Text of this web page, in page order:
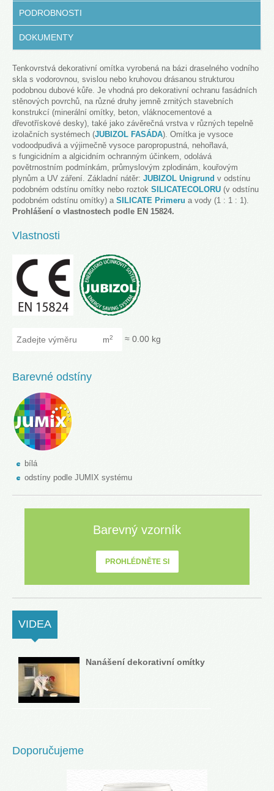
PODROBNOSTI
DOKUMENTY
Tenkovrstvá dekorativní omítka vyrobená na bázi draselného vodního
skla s vodorovnou, svislou nebo kruhovou drásanou strukturou
podobnou dubové kůře. Je vhodná pro dekorativní ochranu fasádních
stěnových povrchů, na různé druhy jemně zrnitých stavebních
konstrukcí (minerální omítky, beton, vláknocementové a
dřevotřískové desky), také jako závěrečná vrstva v různých tepelně
izolačních systémech (JUBIZOL FASÁDA). Omítka je vysoce
vodoodpudivá a výjimečně vysoce paropropustná, nehořlavá,
s fungicidním a algicidním ochranným účinkem, odolává
povětrnostním podmínkám, průmyslovým zplodinám, kouřovým
plynům a UV záření. Základní nátěr: JUBIZOL Unigrund v odstínu
podobném odstínu omítky nebo roztok SILICATECOLORU (v odstínu
podobném odstínu omítky) a SILICATE Primeru a vody (1 : 1 : 1).
Prohlášení o vlastnostech podle EN 15824.
Vlastnosti
m2 ≈ 0.00 kg
Barevné odstíny
bílá
odstíny podle JUMIX systému
Barevný vzorník
PROHLÉDNĚTE SI
VIDEA
Nanášení dekorativní omítky
Doporučujeme